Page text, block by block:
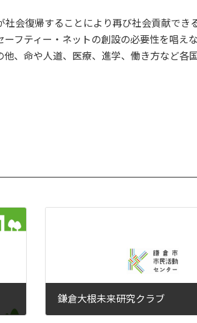
会復帰することにより再び社会貢献でき
フティー・ネットの創設の必要性を唱え
、命や人道、医療、進学、働き方など各
鎌倉大根未来研究クラブ